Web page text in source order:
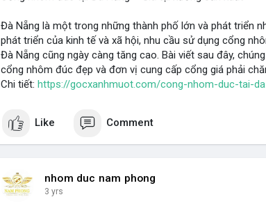
Đà Nẵng là một trong những thành phố lớn và phát triển
phát triển của kinh tế và xã hội, nhu cầu sử dụng cổng
Đà Nẵng cũng ngày càng tăng cao. Bài viết sau đây,
cổng nhôm đúc đẹp và đơn vị cung cấp cổng giá phải
Chi tiết: https://gocxanhmuot.com/cong-nhom-duc-tai-
Like Comment
nhom duc nam phong
3 yrs